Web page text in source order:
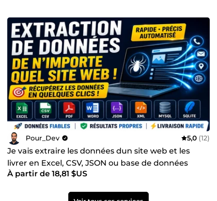
Pour_Dev 5,0 (12)
Je vais extraire les données dun site web et les
livrer en Excel, CSV, JSON ou base de données
À partir de 18,81 $US